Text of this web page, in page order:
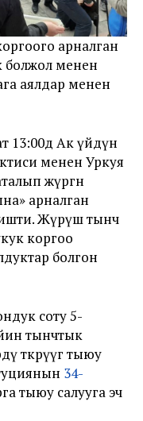
арналган
болжол менен
аялдар менен
13:00дө Ак үйдүн
менен Уркуя
жүргөн
арналган
Жүрүш тынч
коргоо
болгон
соту 5-
тынчтык
өткөрүүгө тыюу
34-
тыюу салууга эч